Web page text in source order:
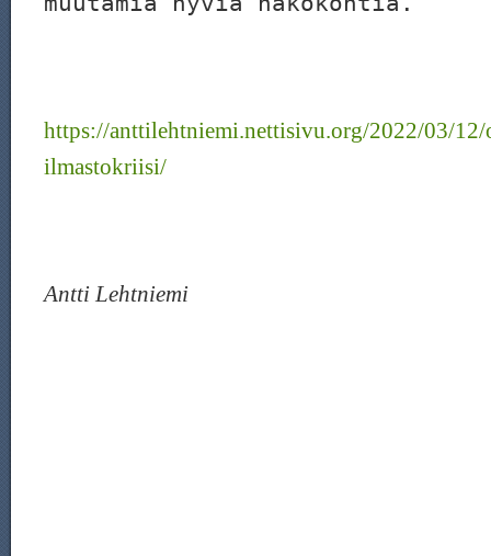
https://anttilehtniemi.nettisivu.org/2022/03/
ilmastokriisi/
Antti Lehtniemi